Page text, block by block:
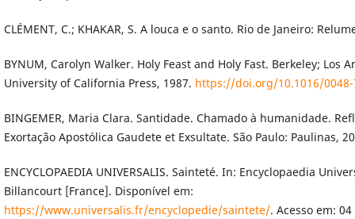
CLÉMENT, C.; KHAKAR, S. A louca e o santo. Rio de Janeiro:
BYNUM, Carolyn Walker. Holy Feast and Holy Fast. Berkeley; Los
University of California Press, 1987. https://doi.org/10.1016/0048-
BINGEMER, Maria Clara. Santidade. Chamado à humanidade.
Exortação Apostólica Gaudete et Exsultate. São Paulo: Paulinas,
ENCYCLOPAEDIA UNIVERSALIS. Sainteté. In: Encyclopaedia
Billancourt [France]. Disponível em:
https://www.universalis.fr/encyclopedie/saintete/. Acesso em: